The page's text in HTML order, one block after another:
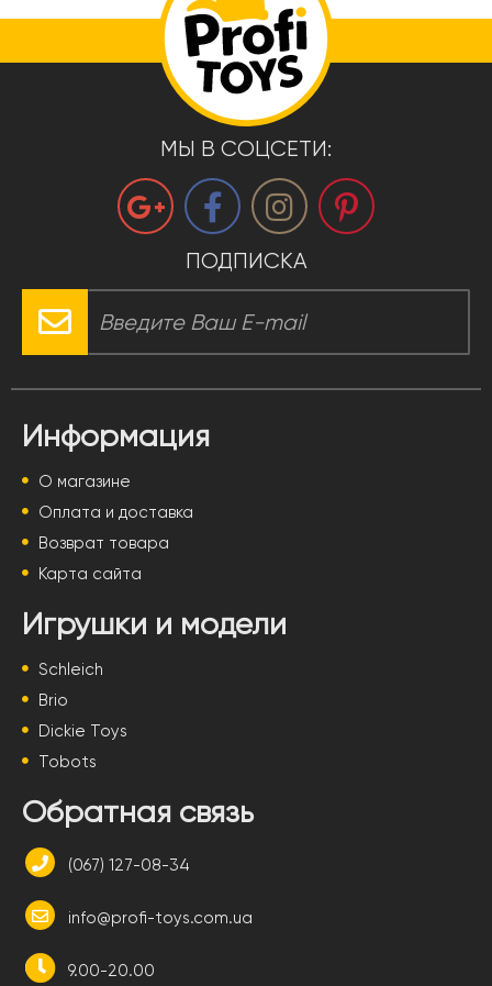
МЫ В СОЦСЕТИ:
ПОДПИСКА
Информация
О магазине
Оплата и доставка
Возврат товара
Карта сайта
Игрушки и модели
Schleich
Brio
Dickie Toys
Tobots
Обратная связь
(067) 127-08-34
info@profi-toys.com.ua
9.00-20.00